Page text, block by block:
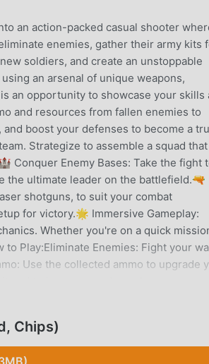
an action-packed casual shooter
enemies, gather their army kits
soldiers, and create an unstoppable
an arsenal of unique weapons,
an opportunity to showcase your skills
and resources from fallen enemies to
boost your defenses to become a
Strategize to assemble a squad that
Conquer Enemy Bases: Take the fight
the ultimate leader on the battlefield.🔫
shotguns, to suit your combat
for victory.🌟 Immersive Gameplay:
Whether you're on a quick
Play:Eliminate Enemies: Fight your
Use the collected ammo to upgrade
Lead your squad to capture enemy
or action-packed adventures, this
lead your squad, and rise to the top of
Chips)